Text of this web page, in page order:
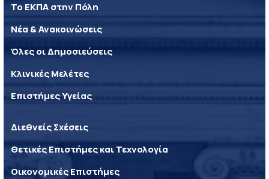
Το ΕΚΠΑ στην Πόλη
Νέα & Ανακοινώσεις
Όλες οι Δημοσιεύσεις
Κλινικές Μελέτες
Επιστήμες Υγείας
Διεθνείς Σχέσεις
Θετικές Επιστήμες και Τεχνολογία
Οικονομικές Επιστήμες